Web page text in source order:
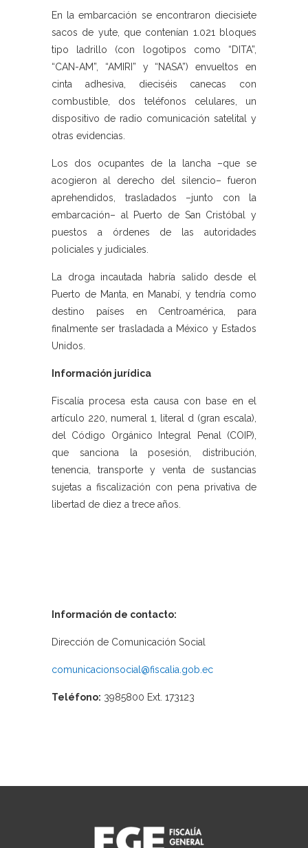
En la embarcación se encontraron diecisiete
sacos de yute, que contenían 1.021 bloques
tipo ladrillo (con logotipos como “DITA”,
“CAN-AM”, “AMIRI” y “NASA”) envueltos en
cinta adhesiva, dieciséis canecas con
combustible, dos teléfonos celulares, un
dispositivo de radio comunicación satelital y
otras evidencias.
Los dos ocupantes de la lancha –que se
acogieron al derecho del silencio– fueron
aprehendidos, trasladados –junto con la
embarcación– al Puerto de San Cristóbal y
puestos a órdenes de las autoridades
policiales y judiciales.
La droga incautada habría salido desde el
Puerto de Manta, en Manabí, y tendría como
destino países en Centroamérica, para
finalmente ser trasladada a México y Estados
Unidos.
Información jurídica
Fiscalía procesa esta causa con base en el
artículo 220, numeral 1, literal d (gran escala),
del Código Orgánico Integral Penal (COIP),
que sanciona la posesión, distribución,
tenencia, transporte y venta de sustancias
sujetas a fiscalización con pena privativa de
libertad de diez a trece años.
Información de contacto:
Dirección de Comunicación Social
comunicacionsocial@fiscalia.gob.ec
Teléfono: 3985800 Ext. 173123